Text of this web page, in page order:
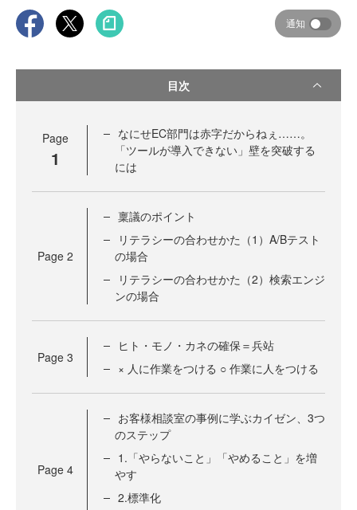
通知
目次
Page
1
なにせEC部門は赤字だからねぇ……。
「ツールが導入できない」壁を突破する
には
Page 2
稟議のポイント
リテラシーの合わせかた（1）A/Bテスト
の場合
リテラシーの合わせかた（2）検索エンジ
ンの場合
Page 3
ヒト・モノ・カネの確保＝兵站
× 人に作業をつける ○ 作業に人をつける
Page 4
お客様相談室の事例に学ぶカイゼン、3つ
のステップ
1.「やらないこと」「やめること」を増
やす
2.標準化